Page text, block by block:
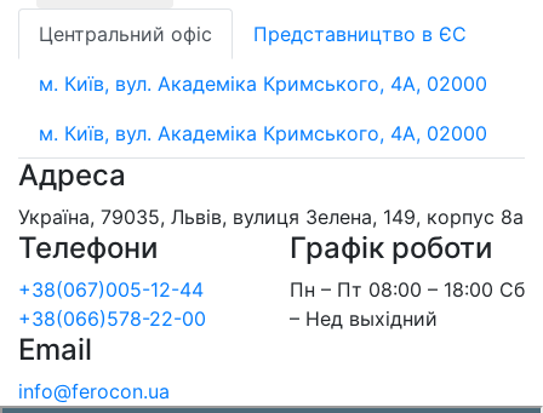
Центральний офіс
Представництво в ЄС
м. Київ, вул. Академіка Кримського, 4А, 02000
м. Київ, вул. Академіка Кримського, 4А, 02000
Адреса
Україна, 79035, Львів, вулиця Зелена, 149, корпус 8а
Телефони
+38(067)005-12-44
+38(066)578-22-00
Графік роботи
Пн – Пт 08:00 – 18:00 Сб
– Нед выхідний
Email
info@ferocon.ua